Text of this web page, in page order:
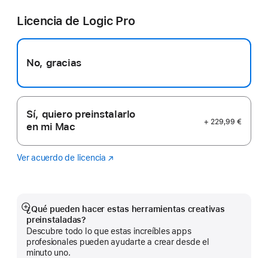
una
nueva)
Licencia de Logic Pro
No, gracias
Sí, quiero preinstalarlo
en mi Mac
+ 229,99 €
Ver acuerdo de licencia Logic
(Se
ventana
¿Qué pueden hacer estas herramientas creativas
preinstaladas?
Descubre todo lo que estas increíbles apps
profesionales pueden ayudarte a crear desde el
minuto uno.
Mostrar
más